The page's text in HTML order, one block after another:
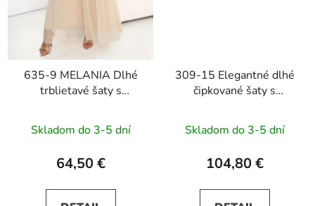
635-9 MELANIA Dlhé
trblietavé šaty s
rukávmi - béžové
Skladom do 3-5 dní
64,50 €
309-15 Elegantné dlhé
čipkované šaty s
svetlomodré
Skladom do 3-5 dní
104,80 €